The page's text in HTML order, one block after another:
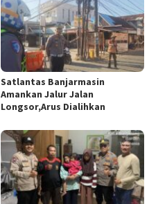
Satlantas Banjarmasin
Amankan Jalur Jalan
Longsor,Arus Dialihkan